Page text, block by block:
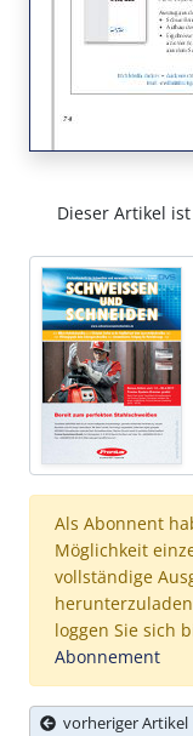
Dieser Artikel
Als Abonnent
Möglichkeit
vollständige
loggen Sie sich
Abonnement
vorheriger Artikel